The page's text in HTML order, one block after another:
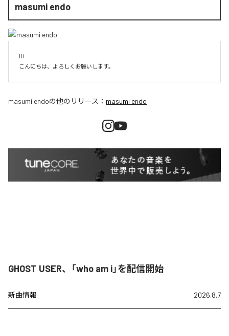
masumi endo
Hi
こんにちは、よろしくお願いします。
masumi endoの他のリリース： masumi endo
GHOST USER、「who am i」を配信開始
新曲情報 2026.8.7